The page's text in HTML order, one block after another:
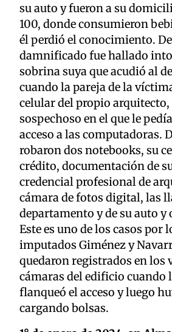
su auto y fueron a su
100, donde consumieron
él perdió el conocimiento.
damnificado fue hallado
sobrina suya que acudió al
cuando la pareja de la
celular del propio
sospechoso en el que le
acceso a las computadoras.
robaron dos notebooks, su
crédito, documentación de
credencial profesional de
cámara de fotos digital, las
departamento y de su auto
Este es uno de los casos por
imputados Giménez y
quedaron registrados en los
cámaras del edificio cuando
flanqueó el acceso y luego
cargando bolsas.